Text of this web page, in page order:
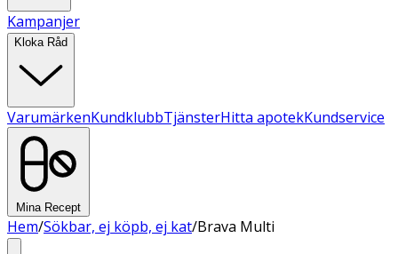
Kampanjer
Kloka Råd
VarumärkenKundklubbTjänsterHitta apotekKundservice
Mina Recept
Hem/Sökbar, ej köpb, ej kat/Brava Multi